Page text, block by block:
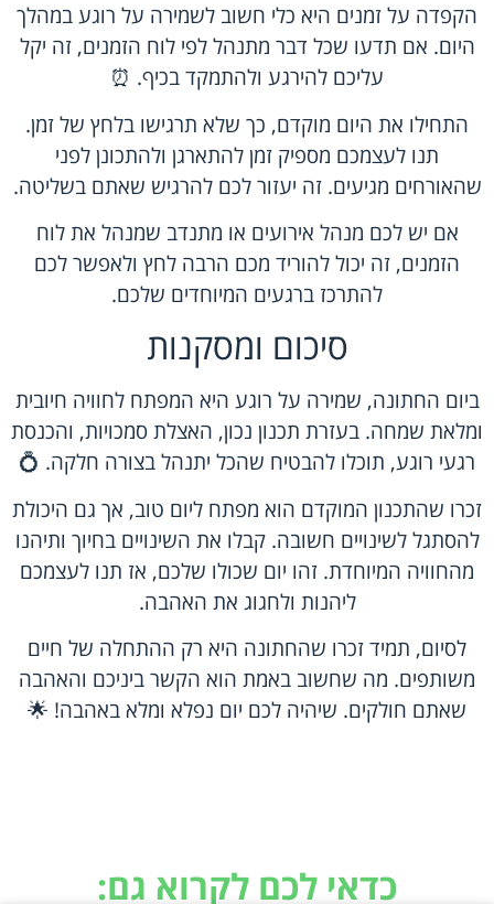
הקפדה על זמנים היא כלי חשוב לשמירה על רוגע במהלך
היום. אם תדעו שכל דבר מתנהל לפי לוח הזמנים, זה יקל
עליכם להירגע ולהתמקד בכיף. ⏰
התחילו את היום מוקדם, כך שלא תרגישו בלחץ של זמן.
תנו לעצמכם מספיק זמן להתארגן ולהתכונן לפני
שהאורחים מגיעים. זה יעזור לכם להרגיש שאתם בשליטה.
אם יש לכם מנהל אירועים או מתנדב שמנהל את לוח
הזמנים, זה יכול להוריד מכם הרבה לחץ ולאפשר לכם
להתרכז ברגעים המיוחדים שלכם.
סיכום ומסקנות
ביום החתונה, שמירה על רוגע היא המפתח לחוויה חיובית
ומלאת שמחה. בעזרת תכנון נכון, האצלת סמכויות, והכנסת
רגעי רוגע, תוכלו להבטיח שהכל יתנהל בצורה חלקה. 💍
זכרו שהתכנון המוקדם הוא מפתח ליום טוב, אך גם היכולת
להסתגל לשינויים חשובה. קבלו את השינויים בחיוך ותיהנו
מהחוויה המיוחדת. זהו יום שכולו שלכם, אז תנו לעצמכם
ליהנות ולחגוג את האהבה.
לסיום, תמיד זכרו שהחתונה היא רק ההתחלה של חיים
משותפים. מה שחשוב באמת הוא הקשר ביניכם והאהבה
שאתם חולקים. שיהיה לכם יום נפלא ומלא באהבה! 🌟
כדאי לכם לקרוא גם: